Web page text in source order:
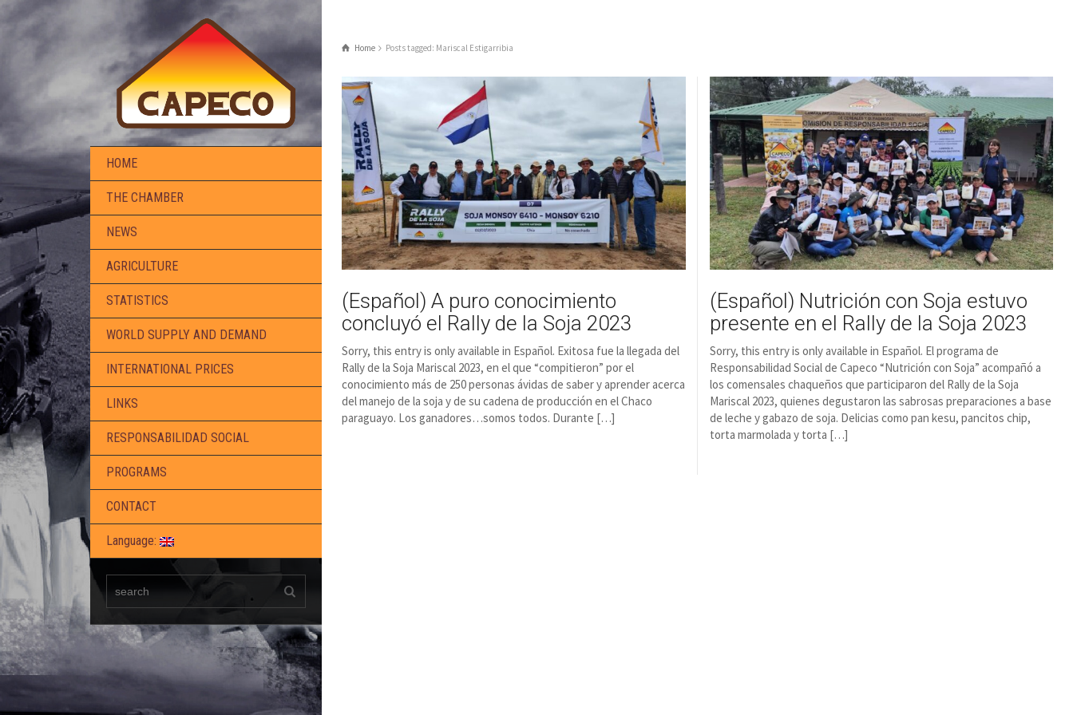
HOME
THE CHAMBER
NEWS
AGRICULTURE
STATISTICS
WORLD SUPPLY AND DEMAND
INTERNATIONAL PRICES
LINKS
RESPONSABILIDAD SOCIAL
PROGRAMS
CONTACT
Language:
Home Posts tagged: Mariscal Estigarribia
(Español) A puro conocimiento
concluyó el Rally de la Soja 2023
Sorry, this entry is only available in Español. Exitosa fue la llegada del
Rally de la Soja Mariscal 2023, en el que “compitieron” por el
conocimiento más de 250 personas ávidas de saber y aprender acerca
del manejo de la soja y de su cadena de producción en el Chaco
paraguayo. Los ganadores…somos todos. Durante […]
(Español) Nutrición con Soja estuvo
presente en el Rally de la Soja 2023
Sorry, this entry is only available in Español. El programa de
Responsabilidad Social de Capeco “Nutrición con Soja” acompañó a
los comensales chaqueños que participaron del Rally de la Soja
Mariscal 2023, quienes degustaron las sabrosas preparaciones a base
de leche y gabazo de soja. Delicias como pan kesu, pancitos chip,
torta marmolada y torta […]